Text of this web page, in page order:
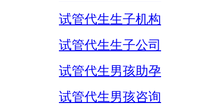
试管代生生子机构
试管代生生子公司
试管代生男孩助孕
试管代生男孩咨询